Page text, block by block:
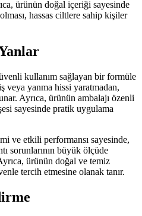
ürünün doğal içeriği sayesinde
hassas ciltlere sahip kişiler
kullanım sağlayan bir formüle
veya yanma hissi yaratmadan,
Ayrıca, ürünün ambalajı özenli
sayesinde pratik uygulama
ve etkili performansı sayesinde,
sorunlarının büyük ölçüde
ürünün doğal ve temiz
tercih etmesine olanak tanır.